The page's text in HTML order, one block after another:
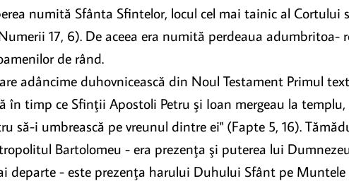
numită Sfânta Sfintelor, locul cel mai tainic al Cortului
17, 6). De aceea era numită perdeaua
de rând.
adâncime duhovnicească din Noul Testament Primul
în timp ce Sfinţii Apostoli Petru şi Ioan mergeau la
să-i umbrească pe vreunul dintre ei" (Fapte 5, 16).
Bartolomeu - era prezenţa şi puterea lui
departe - este prezenţa harului Duhului Sfânt pe